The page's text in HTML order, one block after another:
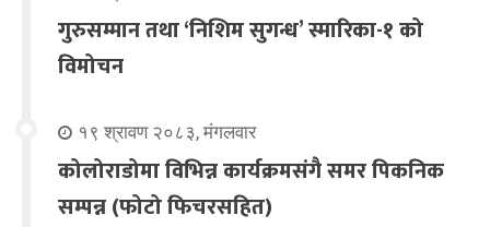
गुरुसम्मान तथा ‘निशिम सुगन्ध’ स्मारिका-१ को
विमोचन
१९ श्रावण २०८३, मंगलवार
कोलोराडोमा विभिन्न कार्यक्रमसंगै समर पिकनिक
सम्पन्न (फोटो फिचरसहित)